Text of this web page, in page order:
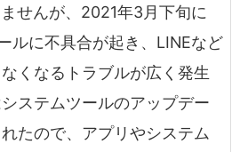
せんが、2021年3月下旬に
ルに不具合が起き、LINEなど
くなるトラブルが広く発生
ステムツールのアップデー
たので、アプリやシステム